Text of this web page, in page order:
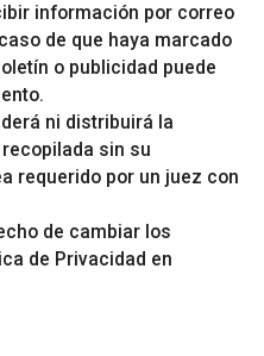
información por correo
de que haya marcado
o publicidad puede
ni distribuirá la
sin su
requerido por un juez con
de cambiar los
de Privacidad en